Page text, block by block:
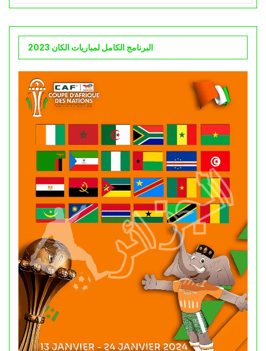
البرنامج الكامل لمباريات الكان 2023